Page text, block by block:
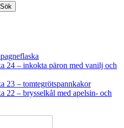
Sök
24 – inkokta päron med vanilj och
23 – tomtegrötspannkakor
22 – brysselkål med apelsin- och